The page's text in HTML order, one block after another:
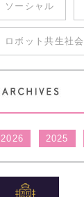
ソーシャル
ロボット共生社会
2026 2025